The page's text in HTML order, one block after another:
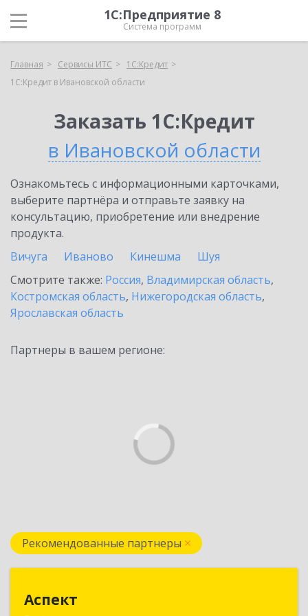
1С:Предприятие 8
Система программ
Главная Сервисы ИТС
1С:Кредит
1С:Кредит в Ивановской области
Заказать 1С:Кредит
в Ивановской области
Ознакомьтесь с информационными карточками,
выберите партнёра и отправьте заявку на
консультацию, приобретение или внедрение
продукта.
Вичуга
Иваново Кинешма
Шуя
Смотрите также: Россия, Владимирская область,
Костромская область, Нижегородская область,
Ярославская область
Партнеры в вашем регионе:
Рекомендованные партнеры
Аспект